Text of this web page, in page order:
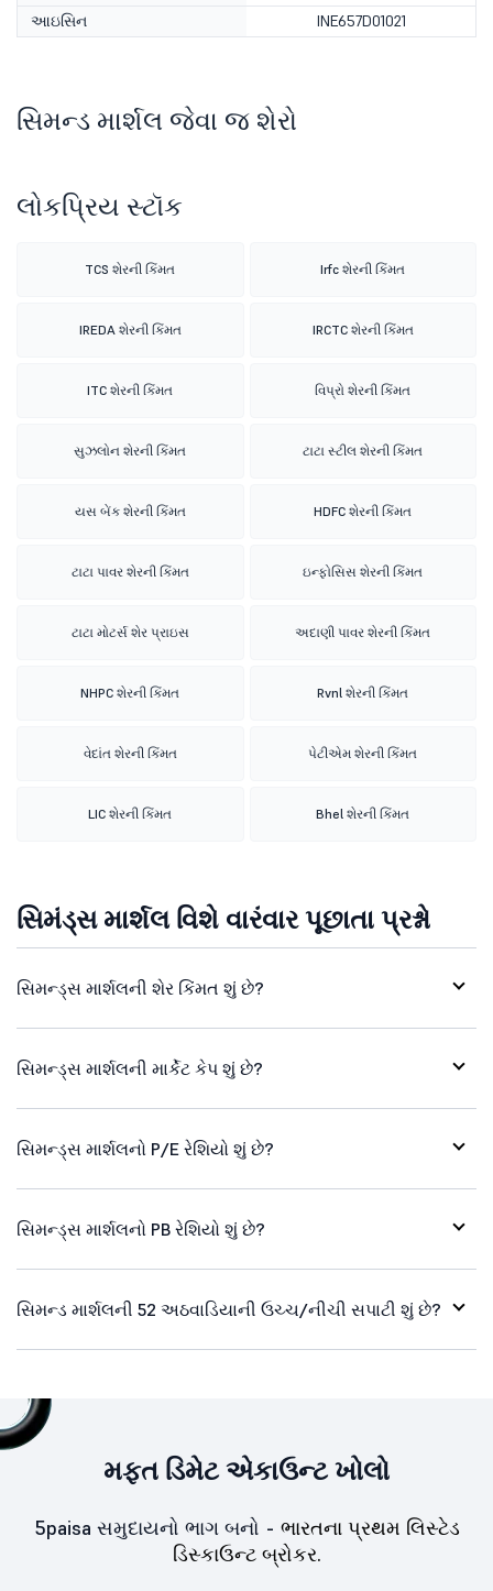
આઇસિન INE657D01021
સિમન્ડ માર્શલ જેવા જ શેરો
લોકપ્રિય સ્ટૉક
TCS શેરની કિંમત Irfc શેરની કિંમત
IREDA શેરની કિંમત IRCTC શેરની કિંમત
ITC શેરની કિંમત વિપ્રો શેરની કિંમત
સુઝલોન શેરની કિંમત ટાટા સ્ટીલ શેરની કિંમત
યસ બેંક શેરની કિંમત HDFC શેરની કિંમત
ટાટા પાવર શેરની કિંમત ઇન્ફોસિસ શેરની કિંમત
ટાટા મોટર્સ શેર પ્રાઇસ અદાણી પાવર શેરની કિંમત
NHPC શેરની કિંમત Rvnl શેરની કિંમત
વેદાંત શેરની કિંમત પેટીએમ શેરની કિંમત
LIC શેરની કિંમત Bhel શેરની કિંમત
સિમંડ્સ માર્શલ વિશે વારંવાર પૂછાતા પ્રશ્નો
સિમન્ડ્સ માર્શલની શેર કિંમત શું છે?
સિમન્ડ્સ માર્શલની માર્કેટ કેપ શું છે?
સિમન્ડ્સ માર્શલનો P/E રેશિયો શું છે?
સિમન્ડ્સ માર્શલનો PB રેશિયો શું છે?
સિમન્ડ માર્શલની 52 અઠવાડિયાની ઉચ્ચ/નીચી સપાટી શું છે?
મફત ડિમેટ એકાઉન્ટ ખોલો
5paisa સમુદાયનો ભાગ બનો - ભારતના પ્રથમ લિસ્ટેડ
ડિસ્કાઉન્ટ બ્રોકર.